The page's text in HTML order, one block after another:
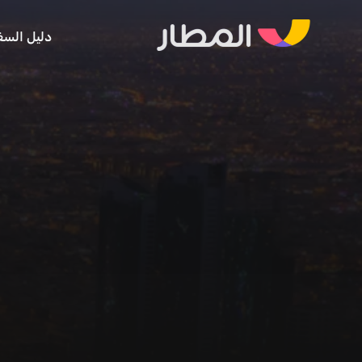
دليل